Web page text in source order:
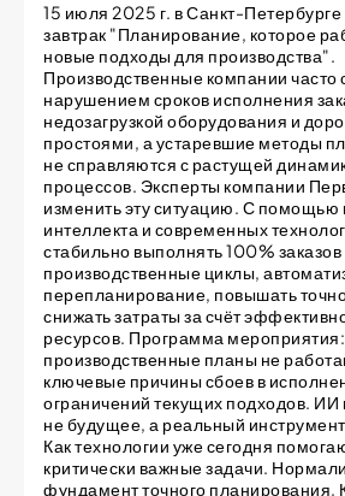
15 июля 2025 г. в Санкт-
завтрак "Планирование, которое
новые подходы для производства".
Производственные компании часто
нарушением сроков исполнения
недозагрузкой оборудования и
простоями, а устаревшие методы
не справляются с растущей
процессов. Эксперты компании
изменить эту ситуацию. С помощью
интеллекта и современных
стабильно выполнять 100%
производственные циклы,
перепланирование, повышать
снижать затраты за счёт
ресурсов. Программа
производственные планы не
ключевые причины сбоев в
ограничений текущих подходов. ИИ
не будущее, а реальный
Как технологии уже сегодня
критически важные задачи.
фундамент точного планирования.